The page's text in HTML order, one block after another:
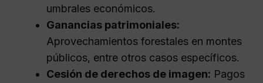
umbrales económicos.
Ganancias patrimoniales:
Aprovechamientos forestales en montes
públicos, entre otros casos específicos.
Cesión de derechos de imagen: Pagos